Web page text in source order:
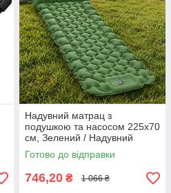
Надувний матрац з
подушкою та насосом 225х70
см, Зелений / Надувний
каремат туристичний
Готово до відправки
746,20 ₴ 1 066 ₴